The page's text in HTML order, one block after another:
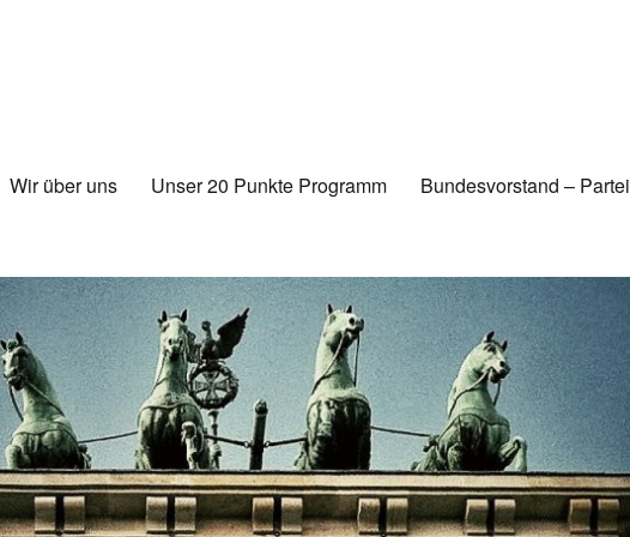
Wir über uns Unser 20 Punkte Programm Bundesvorstand – Partei